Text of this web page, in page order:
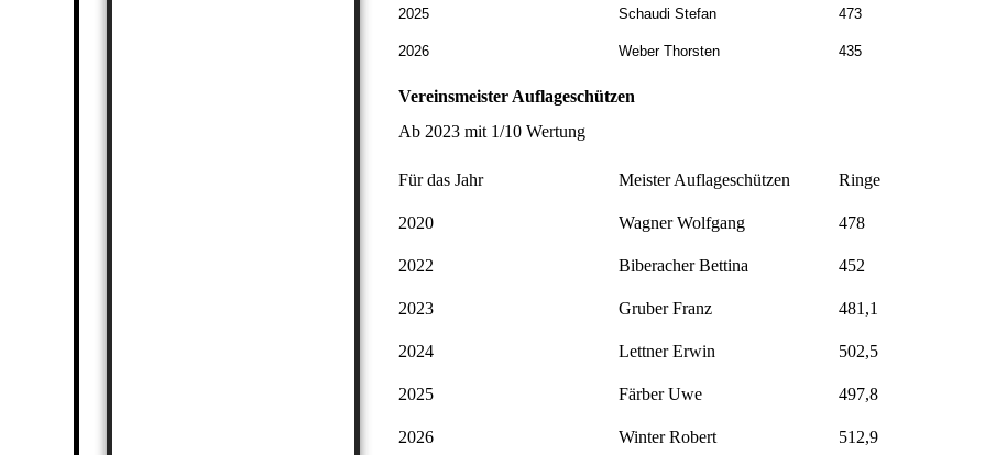
2025 Schaudi Stefan 473
2026 Weber Thorsten 435
Vereinsmeister Auflageschützen
Ab 2023 mit 1/10 Wertung
Für das Jahr Meister Auflageschützen Ringe
2020 Wagner Wolfgang 478
2022 Biberacher Bettina 452
2023 Gruber Franz 481,1
2024 Lettner Erwin 502,5
2025 Färber Uwe 497,8
2026 Winter Robert 512,9